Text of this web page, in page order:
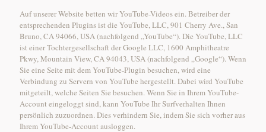
Auf unserer Website betten wir YouTube-Videos ein. Betreiber der
entsprechenden Plugins ist die YouTube, LLC, 901 Cherry Ave., San
Bruno, CA 94066, USA (nachfolgend „YouTube“). Die YouTube, LLC
ist einer Tochtergesellschaft der Google LLC, 1600 Amphitheatre
Pkwy, Mountain View, CA 94043, USA (nachfolgend „Google“). Wenn
Sie eine Seite mit dem YouTube-Plugin besuchen, wird eine
Verbindung zu Servern von YouTube hergestellt. Dabei wird YouTube
mitgeteilt, welche Seiten Sie besuchen. Wenn Sie in Ihrem YouTube-
Account eingeloggt sind, kann YouTube Ihr Surfverhalten Ihnen
persönlich zuzuordnen. Dies verhindern Sie, indem Sie sich vorher aus
Ihrem YouTube-Account ausloggen.